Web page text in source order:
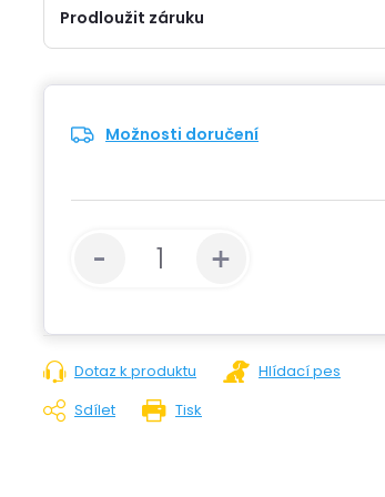
Prodloužit záruku
Možnosti doručení
Tisk
Dotaz k produktu
Hlídací pes
Sdílet